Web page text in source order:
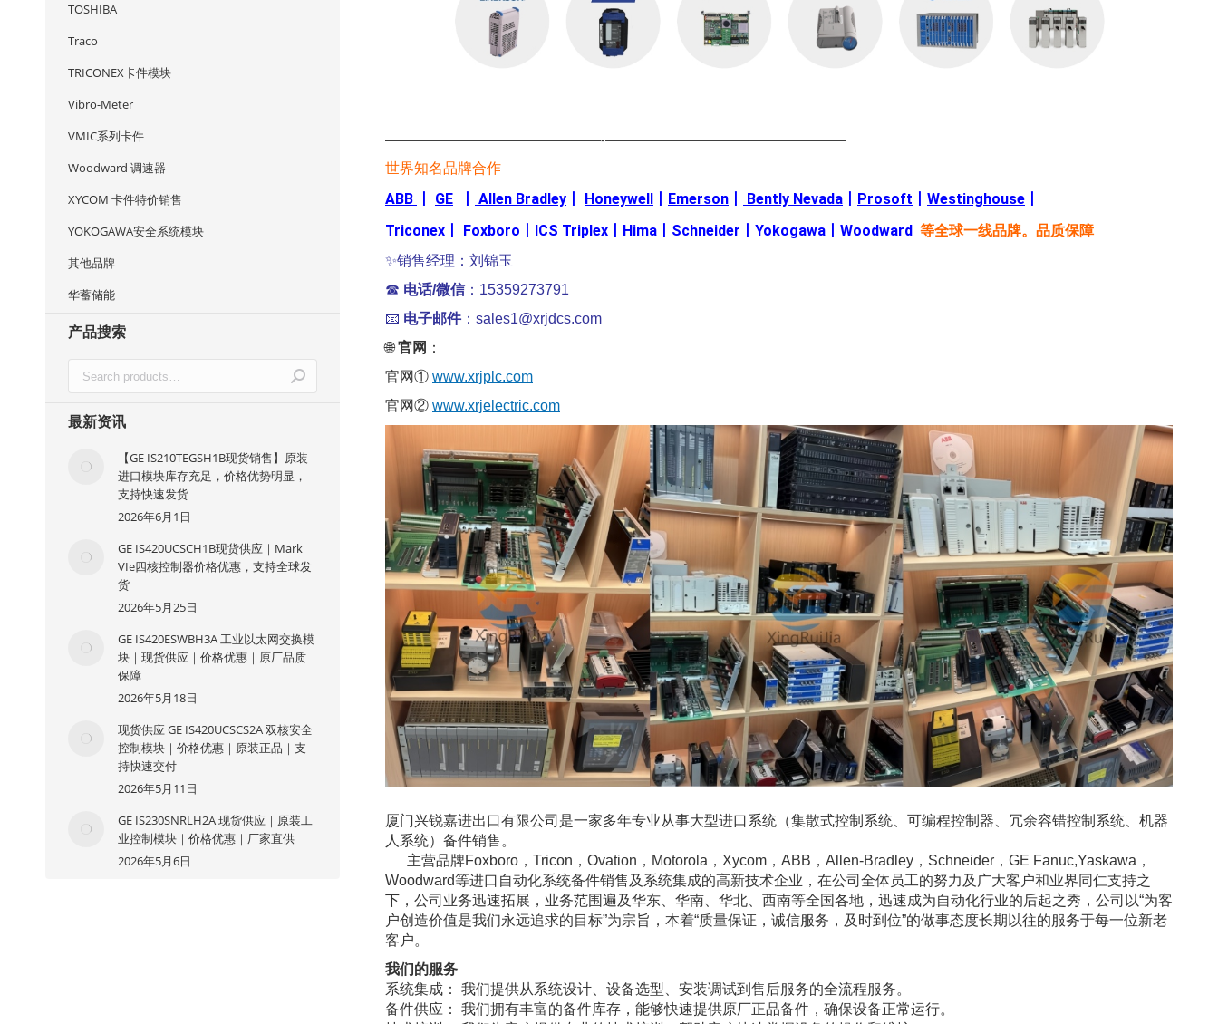
—————————————————-———————————————————
世界知名品牌合作
ABB GE Allen Bradley Honeywell Emerson Bently Nevada Prosoft Westinghouse
Triconex
Foxboro ICS Triplex Hima Schneider Yokogawa Woodward 等全球一线品牌。品质保障
✨销售经理：刘锦玉
☎ 电话/微信：15359273791
📧 电子邮件：sales1@xrjdcs.com
🌐官网 ：
官网① www.xrjplc.com
官网② www.xrjelectric.com
厦门兴锐嘉进出口有限公司是一家多年专业从事大型进口系统（集散式控制系统、可编程控制器、冗余容错控制系统、机器
人系统）备件销售。
主营品牌Foxboro，Tricon，Ovation，Motorola，Xycom，ABB，Allen-Bradley，Schneider，GE Fanuc,Yaskawa，
Woodward等进口自动化系统备件销售及系统集成的高新技术企业，在公司全体员工的努力及广大客户和业界同仁支持之
下，公司业务迅速拓展，业务范围遍及华东、华南、华北、西南等全国各地，迅速成为自动化行业的后起之秀，公司以“为客
户创造价值是我们永远追求的目标”为宗旨，本着“质量保证，诚信服务，及时到位”的做事态度长期以往的服务于每一位新老
客户。
我们的服务
系统集成： 我们提供从系统设计、设备选型、安装调试到售后服务的全流程服务。
备件供应： 我们拥有丰富的备件库存，能够快速提供原厂正品备件，确保设备正常运行。
TOSHIBA
Traco
TRICONEX卡件模块
Vibro-Meter
VMIC系列卡件
Woodward 调速器
XYCOM 卡件特价销售
YOKOGAWA安全系统模块
其他品牌
华蓄储能
产品搜索
最新资讯
【GE IS210TEGSH1B现货销售】原装
进口模块库存充足，价格优势明显，
支持快速发货
2026年6月1日
GE IS420UCSCH1B现货供应｜Mark
VIe四核控制器价格优惠，支持全球发
货
2026年5月25日
GE IS420ESWBH3A 工业以太网交换模
块｜现货供应｜价格优惠｜原厂品质
保障
2026年5月18日
现货供应 GE IS420UCSCS2A 双核安全
控制模块｜价格优惠｜原装正品｜支
持快速交付
2026年5月11日
GE IS230SNRLH2A 现货供应｜原装工
业控制模块｜价格优惠｜厂家直供
2026年5月6日